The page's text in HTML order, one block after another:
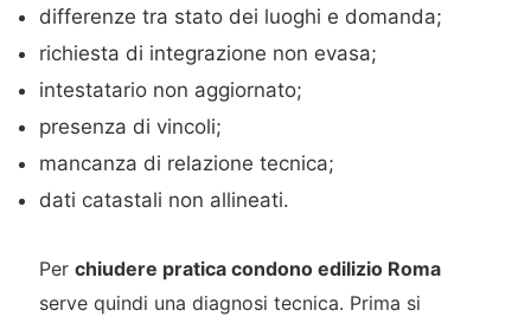
differenze tra stato dei luoghi e domanda;
richiesta di integrazione non evasa;
intestatario non aggiornato;
presenza di vincoli;
mancanza di relazione tecnica;
dati catastali non allineati.
Per chiudere pratica condono edilizio Roma
serve quindi una diagnosi tecnica. Prima si